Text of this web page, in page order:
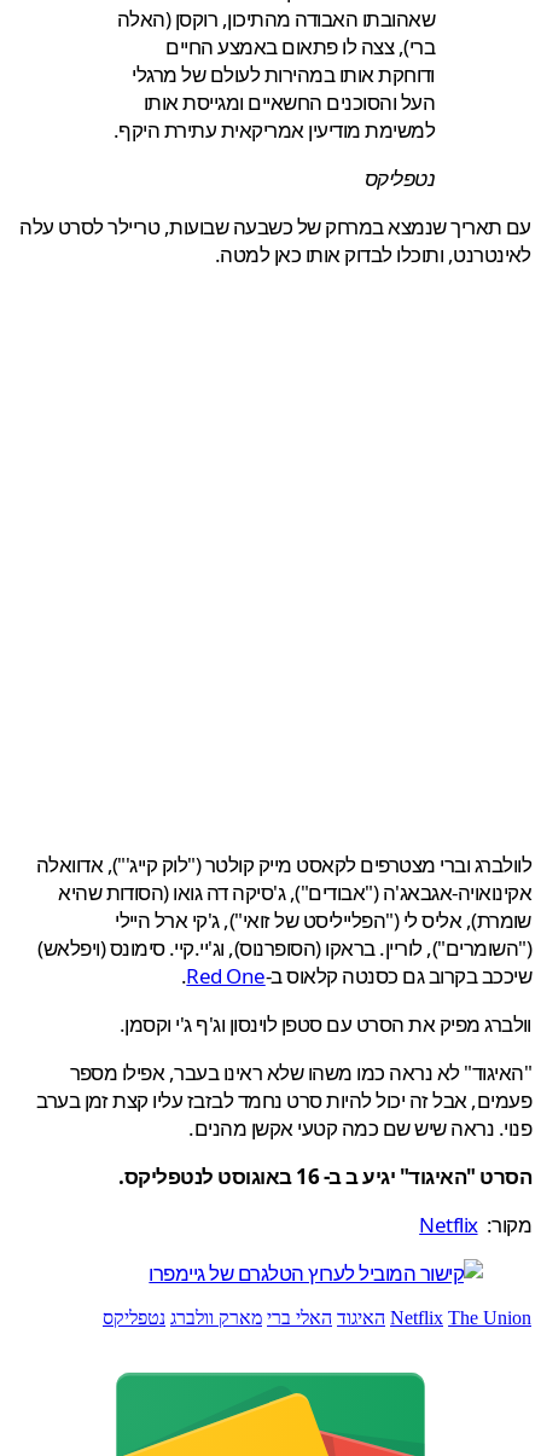
שאהובתו האבודה מהתיכון, רוקסן (האלה
ברי), צצה לו פתאום באמצע החיים
ודוחקת אותו במהירות לעולם של מרגלי
העל והסוכנים החשאיים ומגייסת אותו
למשימת מודיעין אמריקאית עתירת היקף.
נטפליקס
שנמצא במרחק של כשבעה שבועות, טריילר לסרט עלה
ותוכלו לבדוק אותו כאן למטה.
וברי מצטרפים לקאסט מייק קולטר ("לוק קייג'"), אדוואלה
אגבאג'ה ("אבודים"), ג'סיקה דה גואו (הסודות שהיא
אליס לי ("הפלייליסט של זואי"), ג'קי ארל היילי
לוריין. בראקו (הסופרנוס), וג'יי.קיי. סימונס (ויפלאש)
בקרוב גם כסנטה קלאוס ב-Red One
.
מפיק את הסרט עם סטפן לוינסון וג'ף ג'י וקסמן.
לא נראה כמו משהו שלא ראינו בעבר, אפילו מספר
אבל זה יכול להיות סרט נחמד לבזבז עליו קצת זמן בערב
נראה שיש שם כמה קטעי אקשן מהנים.
יגיע ב ב- 16 באוגוסט לנטפליקס.
Netflix
Netflix The האיגוד האלי ברי מארק וולברג נטפליקס